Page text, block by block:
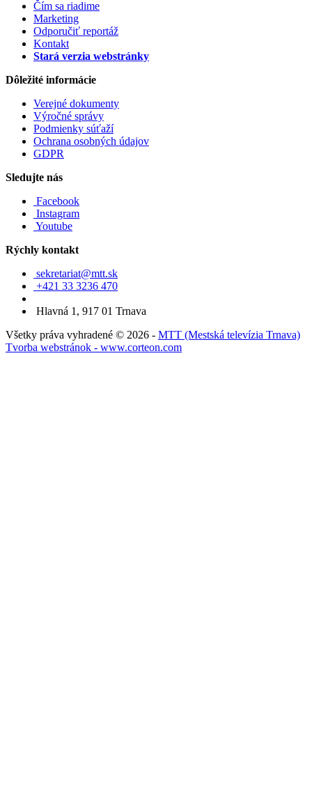
Čím sa riadime
Marketing
Odporučiť reportáž
Kontakt
Stará verzia webstránky
Dôležité informácie
Verejné dokumenty
Výročné správy
Podmienky súťaží
Ochrana osobných údajov
GDPR
Sledujte nás
Facebook
Instagram
Youtube
Rýchly kontakt
sekretariat@mtt.sk
+421 33 3236 470
Hlavná 1, 917 01 Trnava
Všetky práva vyhradené © 2026 - MTT (Mestská televízia Trnava)
Tvorba webstránok - www.corteon.com